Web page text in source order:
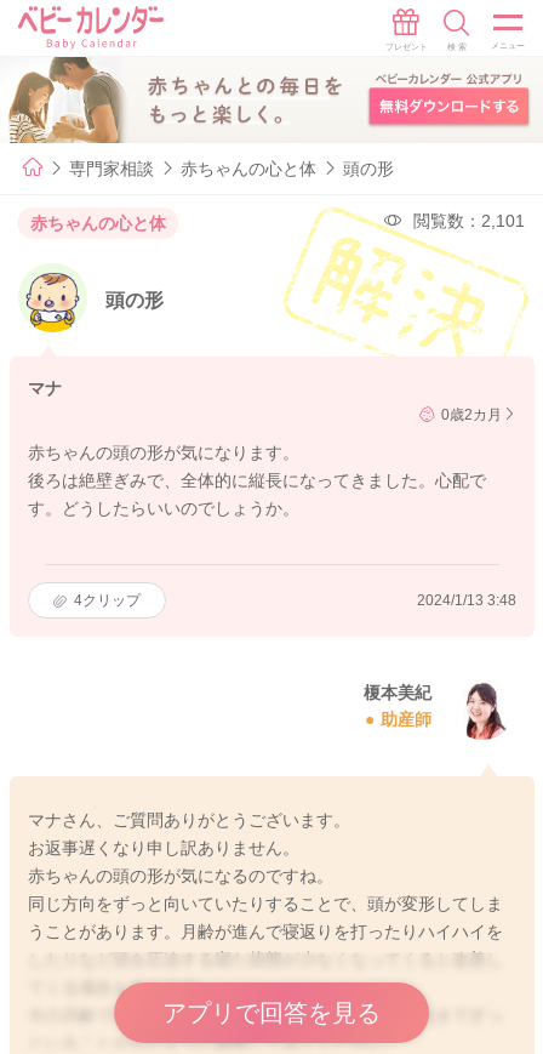
専門家相談 赤ちゃんの心と体 頭の形
赤ちゃんの心と体 閲覧数：2,101
頭の形
マナ
0歳2カ月
赤ちゃんの頭の形が気になります。
後ろは絶壁ぎみで、全体的に縦長になってきました。心配で
す。どうしたらいいのでしょうか。
4クリップ 2024/1/13 3:48
榎本美紀
助産師
マナさん、ご質問ありがとうございます。
お返事遅くなり申し訳ありません。
赤ちゃんの頭の形が気になるのですね。
同じ方向をずっと向いていたりすることで、頭が変形してしま
うことがあります。月齢が進んで寝返りを打ったりハイハイを
したりなど頭を圧迫する寝た状態が少なくなってくると改善し
てくる場合もあります。
今の月齢ですと、タオルやクッションを使って同じ向きでずっ
といることがないように調整してみてください。
アプリで回答を見る